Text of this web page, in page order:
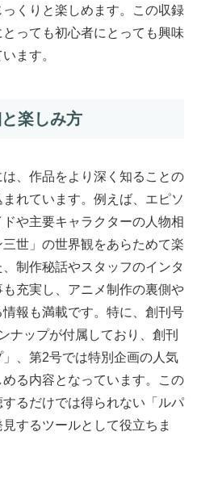
くりと楽しめます。この収録
っても初心者にとっても興味
ます。
楽しみ方
、作品をより深く知ることの
れています。例えば、エピソ
や主要キャラクターの人物相
世」の世界観をあらためて楽
制作秘話やスタッフのインタ
充実し、アニメ制作の裏側や
報も満載です。特に、創刊号
ナップが付属しており、創刊
、第2号では特別企画の人気
る内容となっています。この
るだけでは得られない「ルパ
するツールとして役立ちま